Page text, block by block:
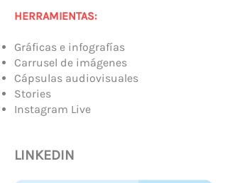
HERRAMIENTAS:
Gráficas e infografías
Carrusel de imágenes
Cápsulas audiovisuales
Stories
Instagram Live
LINKEDIN